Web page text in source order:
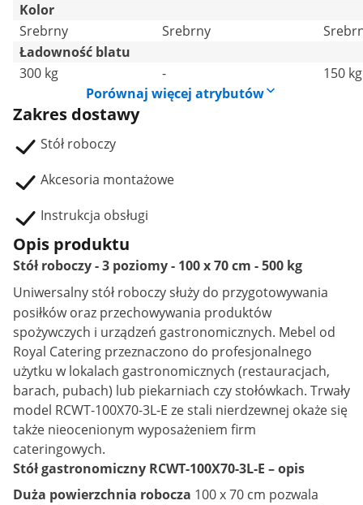
Kolor
Srebrny
Srebrny
Ładowność blatu
300 kg
-
150 kg
Porównaj więcej atrybutów
Zakres dostawy
Stół roboczy
Akcesoria montażowe
Instrukcja obsługi
Opis produktu
Stół roboczy - 3 poziomy - 100 x 70 cm - 500 kg
Uniwersalnystół roboczysłuży do przygotowywania
posiłków oraz przechowywania produktów
spożywczych i urządzeń gastronomicznych. Mebel od
Royal Catering przeznaczono do profesjonalnego
użytku w lokalach gastronomicznych (restauracjach,
barach, pubach) lub piekarniach czy stołówkach. Trwały
model RCWT-100X70-3L-E ze stali nierdzewnej okaże się
także nieocenionym wyposażeniem firm
cateringowych.
Stół gastronomiczny RCWT-100X70-3L-E – opis
Duża powierzchnia robocza 100 x 70 cm pozwala